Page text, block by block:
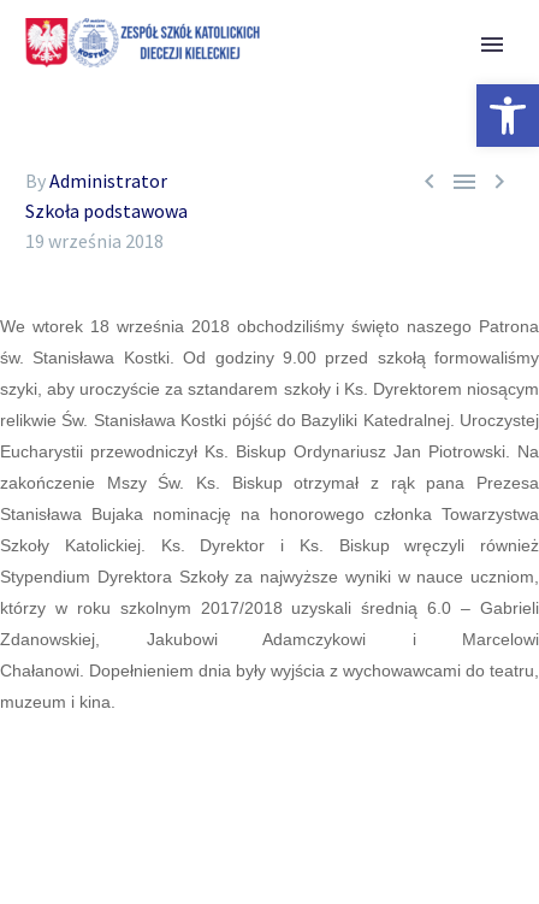
  
ByAdministrator
Szkoła podstawowa
19 września 2018
We wtorek 18 września 2018 obchodziliśmy święto naszego Patrona
św. Stanisława Kostki. Od godziny 9.00 przed szkołą formowaliśmy
szyki, aby uroczyście za sztandarem szkoły i Ks. Dyrektorem niosącym
relikwie Św. Stanisława Kostki pójść do Bazyliki Katedralnej. Uroczystej
Eucharystii przewodniczył Ks. Biskup Ordynariusz Jan Piotrowski. Na
zakończenie Mszy Św. Ks. Biskup otrzymał z rąk pana Prezesa
Stanisława Bujaka nominację na honorowego członka Towarzystwa
Szkoły Katolickiej. Ks. Dyrektor i Ks. Biskup wręczyli również
Stypendium Dyrektora Szkoły za najwyższe wyniki w nauce uczniom,
którzy w roku szkolnym 2017/2018 uzyskali średnią 6.0 – Gabrieli
Zdanowskiej, Jakubowi Adamczykowi i Marcelowi
Chałanowi. Dopełnieniem dnia były wyjścia z wychowawcami do teatru,
muzeum i kina.